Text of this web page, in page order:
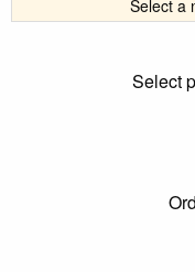
Select a
Select